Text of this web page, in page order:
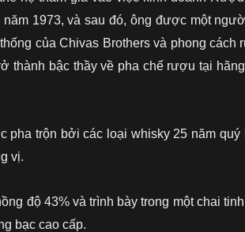
1973, và sau đó, ông được một
của Chivas Brothers và phong cách
thành bậc thầy về pha chế rượu tại
pha trộn bởi các loại whisky 25 năm quý
vị.
độ 43% và trình bày trong một chai
bạc cao cấp.